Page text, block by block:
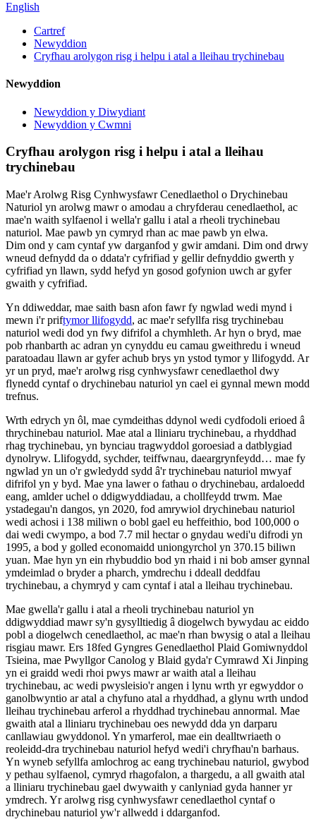
English
Cartref
Newyddion
Cryfhau arolygon risg i helpu i atal a lleihau trychinebau
Newyddion
Newyddion y Diwydiant
Newyddion y Cwmni
Cryfhau arolygon risg i helpu i atal a lleihau
trychinebau
Mae'r Arolwg Risg Cynhwysfawr Cenedlaethol o Drychinebau
Naturiol yn arolwg mawr o amodau a chryfderau cenedlaethol, ac
mae'n waith sylfaenol i wella'r gallu i atal a rheoli trychinebau
naturiol. Mae pawb yn cymryd rhan ac mae pawb yn elwa.
Dim ond y cam cyntaf yw darganfod y gwir amdani. Dim ond drwy
wneud defnydd da o ddata'r cyfrifiad y gellir defnyddio gwerth y
cyfrifiad yn llawn, sydd hefyd yn gosod gofynion uwch ar gyfer
gwaith y cyfrifiad.
Yn ddiweddar, mae saith basn afon fawr fy ngwlad wedi mynd i
mewn i'r priftymor llifogydd, ac mae'r sefyllfa risg trychinebau
naturiol wedi dod yn fwy difrifol a chymhleth. Ar hyn o bryd, mae
pob rhanbarth ac adran yn cynyddu eu camau gweithredu i wneud
paratoadau llawn ar gyfer achub brys yn ystod tymor y llifogydd. Ar
yr un pryd, mae'r arolwg risg cynhwysfawr cenedlaethol dwy
flynedd cyntaf o drychinebau naturiol yn cael ei gynnal mewn modd
trefnus.
Wrth edrych yn ôl, mae cymdeithas ddynol wedi cydfodoli erioed â
thrychinebau naturiol. Mae atal a lliniaru trychinebau, a rhyddhad
rhag trychinebau, yn bynciau tragwyddol goroesiad a datblygiad
dynolryw. Llifogydd, sychder, teiffwnau, daeargrynfeydd… mae fy
ngwlad yn un o'r gwledydd sydd â'r trychinebau naturiol mwyaf
difrifol yn y byd. Mae yna lawer o fathau o drychinebau, ardaloedd
eang, amlder uchel o ddigwyddiadau, a chollfeydd trwm. Mae
ystadegau'n dangos, yn 2020, fod amrywiol drychinebau naturiol
wedi achosi i 138 miliwn o bobl gael eu heffeithio, bod 100,000 o
dai wedi cwympo, a bod 7.7 mil hectar o gnydau wedi'u difrodi yn
1995, a bod y golled economaidd uniongyrchol yn 370.15 biliwn
yuan. Mae hyn yn ein rhybuddio bod yn rhaid i ni bob amser gynnal
ymdeimlad o bryder a pharch, ymdrechu i ddeall deddfau
trychinebau, a chymryd y cam cyntaf i atal a lleihau trychinebau.
Mae gwella'r gallu i atal a rheoli trychinebau naturiol yn
ddigwyddiad mawr sy'n gysylltiedig â diogelwch bywydau ac eiddo
pobl a diogelwch cenedlaethol, ac mae'n rhan bwysig o atal a lleihau
risgiau mawr. Ers 18fed Gyngres Genedlaethol Plaid Gomiwnyddol
Tsieina, mae Pwyllgor Canolog y Blaid gyda'r Cymrawd Xi Jinping
yn ei graidd wedi rhoi pwys mawr ar waith atal a lleihau
trychinebau, ac wedi pwysleisio'r angen i lynu wrth yr egwyddor o
ganolbwyntio ar atal a chyfuno atal a rhyddhad, a glynu wrth undod
lleihau trychinebau arferol a rhyddhad trychinebau annormal. Mae
gwaith atal a lliniaru trychinebau oes newydd dda yn darparu
canllawiau gwyddonol. Yn ymarferol, mae ein dealltwriaeth o
reoleidd-dra trychinebau naturiol hefyd wedi'i chryfhau'n barhaus.
Yn wyneb sefyllfa amlochrog ac eang trychinebau naturiol, gwybod
y pethau sylfaenol, cymryd rhagofalon, a thargedu, a all gwaith atal
a lliniaru trychinebau gael dwywaith y canlyniad gyda hanner yr
ymdrech. Yr arolwg risg cynhwysfawr cenedlaethol cyntaf o
drychinebau naturiol yw'r allwedd i ddarganfod.